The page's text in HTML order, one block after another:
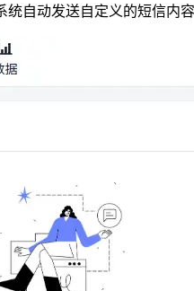
自动发送自定义的短信内